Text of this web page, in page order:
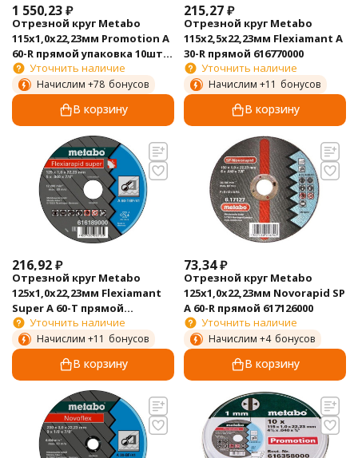
1 550,23₽
Отрезной круг Metabo
115х1,0х22,23мм Promotion А
60-R прямой упаковка 10шт
616358000
Уточнить наличие
Начислим +78 бонусов
В корзину
215,27₽
Отрезной круг Metabo
115х2,5х22,23мм Flexiamant А
30-R прямой 616770000
Уточнить наличие
Начислим +11 бонусов
В корзину
216,92₽
Отрезной круг Metabo
125х1,0х22,23мм Flexiamant
Super А 60-Т прямой
616189000
Уточнить наличие
Начислим +11 бонусов
В корзину
73,34₽
Отрезной круг Metabo
125х1,0х22,23мм Novorapid SP
А 60-R прямой 617126000
Уточнить наличие
Начислим +4 бонусов
В корзину